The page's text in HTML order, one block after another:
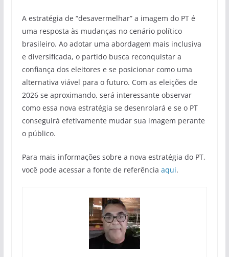
A estratégia de “desavermelhar” a imagem do PT é
uma resposta às mudanças no cenário político
brasileiro. Ao adotar uma abordagem mais inclusiva
e diversificada, o partido busca reconquistar a
confiança dos eleitores e se posicionar como uma
alternativa viável para o futuro. Com as eleições de
2026 se aproximando, será interessante observar
como essa nova estratégia se desenrolará e se o PT
conseguirá efetivamente mudar sua imagem perante
o público.
Para mais informações sobre a nova estratégia do PT,
você pode acessar a fonte de referência aqui.